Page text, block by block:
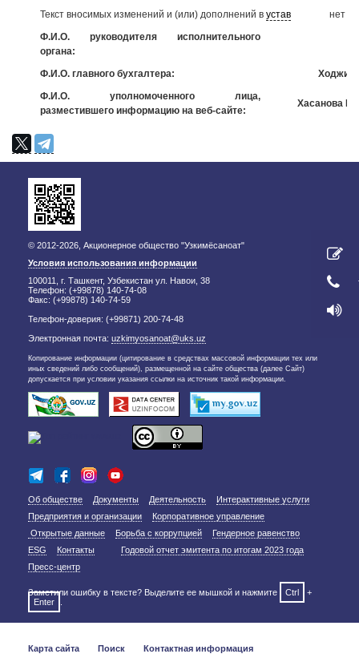
Текст вносимых изменений и (или) дополнений в устав нет
Ф.И.О. руководителя исполнительного
органа:
Ф.И.О. главного бухгалтера:
Ф.И.О. уполномоченного лица,
разместившего информацию на веб-сайте:
Хасанова
© 2012-2026, Акционерное общество "Узкимёсаноат"
Условия использования информации
100011, г. Ташкент, Узбекистан ул. Навои, 38
Телефон: (+99878) 140-74-08
Факс: (+99878) 140-74-59
Телефон-доверия: (+99871) 200-74-48
Электронная почта: uzkimyosanoat@uks.uz
Копирование информации (цитирование в средствах массовой информации тех или
иных сведений либо сообщений), размещенной на сайте общества (далее Сайт)
допускается при условии указания ссылки на источник такой информации.
Об обществе Документы Деятельность
Интерактивные услуги
Предприятия и организации
Корпоративное управление
Открытые данные
Борьба с коррупцией
Гендерное равенство
ESG
Контакты
Годовой отчет эмитента по итогам 2023 года
Пресс-центр
Заметили ошибку в тексте? Выделите ее мышкой и нажмите Ctrl
+
Enter
Карта сайта Поиск
Контактная информация